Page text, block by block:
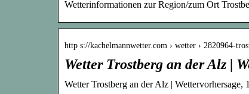
Wetterinformationen zur Region/zum Ort
http s://kachelmannwetter.com › wetter › 2820964-
Wetter Trostberg an der Alz |
Wetter Trostberg an der Alz | Wettervorhersage,